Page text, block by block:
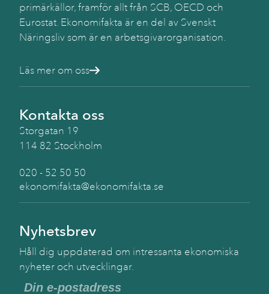
primärkällor, framför allt från SCB, OECD och
Eurostat. Ekonomifakta är en del av Svenskt
Näringsliv som är en arbetsgivarorganisation.
Läs mer om oss
Kontakta oss
Storgatan 19
114 82 Stockholm
020 - 52 50 50
ekonomifakta@ekonomifakta.se
Nyhetsbrev
Håll dig uppdaterad om intressanta ekonomiska
nyheter och utvecklingar.